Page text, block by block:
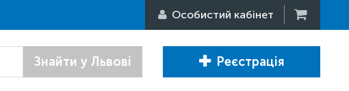
Особистий кабінет
Знайти у Львові Реєстрація